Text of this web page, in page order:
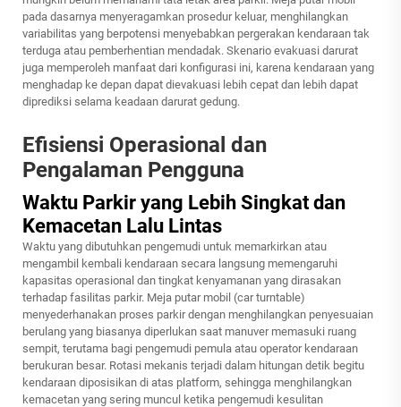
pada dasarnya menyeragamkan prosedur keluar, menghilangkan
variabilitas yang berpotensi menyebabkan pergerakan kendaraan tak
terduga atau pemberhentian mendadak. Skenario evakuasi darurat
juga memperoleh manfaat dari konfigurasi ini, karena kendaraan yang
menghadap ke depan dapat dievakuasi lebih cepat dan lebih dapat
diprediksi selama keadaan darurat gedung.
Efisiensi Operasional dan
Pengalaman Pengguna
Waktu Parkir yang Lebih Singkat dan
Kemacetan Lalu Lintas
Waktu yang dibutuhkan pengemudi untuk memarkirkan atau
mengambil kembali kendaraan secara langsung memengaruhi
kapasitas operasional dan tingkat kenyamanan yang dirasakan
terhadap fasilitas parkir. Meja putar mobil (car turntable)
menyederhanakan proses parkir dengan menghilangkan penyesuaian
berulang yang biasanya diperlukan saat manuver memasuki ruang
sempit, terutama bagi pengemudi pemula atau operator kendaraan
berukuran besar. Rotasi mekanis terjadi dalam hitungan detik begitu
kendaraan diposisikan di atas platform, sehingga menghilangkan
kemacetan yang sering muncul ketika pengemudi kesulitan